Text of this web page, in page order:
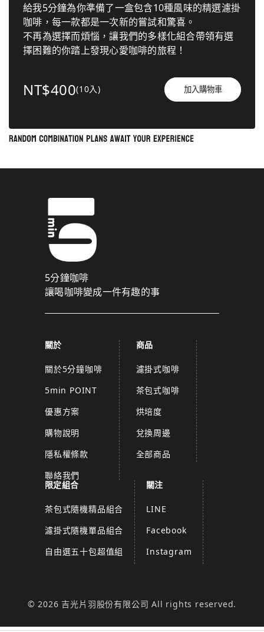
給我5分鐘為你準備了一盒包含10種風味的精選濾掛
咖啡，每一款都是一次新的嘗試和驚喜。
不再為選擇而煩惱，讓我們的多樣化組合帶領有選
擇困難的你踏上發現心愛咖啡的旅程！
NT$400(10入) 加入購物車
5分鐘咖啡
讓喝咖啡變成一件有趣的事
關於
關於5分鐘咖啡
5min POINT
優惠方案
購物說明
隱私權條款
聯絡我們
商品
濾掛式咖啡
茶包式咖啡
烘培度
兌換周邊
全部商品
限定組合
茶包式隨機精品組合
濾掛式隨機單品組合
自由選五十包超值組
關注
LINE
Facebook
Instagram
© 2026 吉光片羽股份有限公司 All rights reserved.